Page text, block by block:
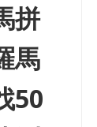
拼
馬
50